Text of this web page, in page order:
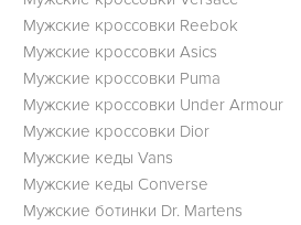
Мужские кроссовки Reebok
Мужские кроссовки Asics
Мужские кроссовки Puma
Мужские кроссовки Under Armour
Мужские кроссовки Dior
Мужские кеды Vans
Мужские кеды Converse
Мужские ботинки Dr. Martens